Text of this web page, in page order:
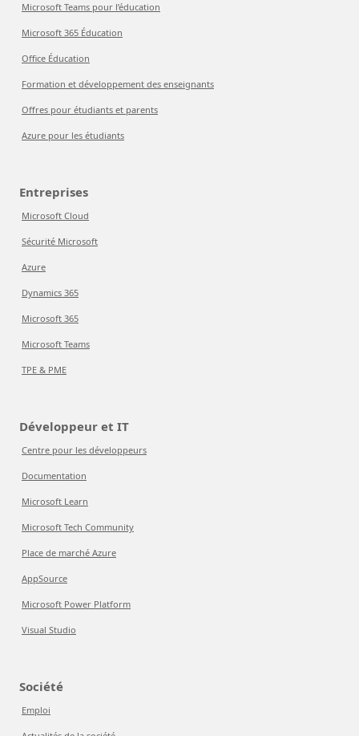
Microsoft Teams pour l’éducation
Microsoft 365 Éducation
Office Éducation
Formation et développement des enseignants
Offres pour étudiants et parents
Azure pour les étudiants
Entreprises
Microsoft Cloud
Sécurité Microsoft
Azure
Dynamics 365
Microsoft 365
Microsoft Teams
TPE & PME
Développeur et IT
Centre pour les développeurs
Documentation
Microsoft Learn
Microsoft Tech Community
Place de marché Azure
AppSource
Microsoft Power Platform
Visual Studio
Société
Emploi